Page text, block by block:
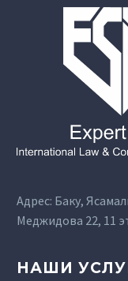
Адрес: Баку,
Меджидова 22, 11
НАШИ